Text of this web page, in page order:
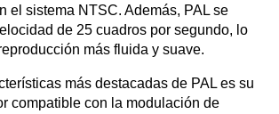
el sistema NTSC. Además, PAL se
de 25 cuadros por segundo, lo
más fluida y suave.
más destacadas de PAL es su
compatible con la modulación de